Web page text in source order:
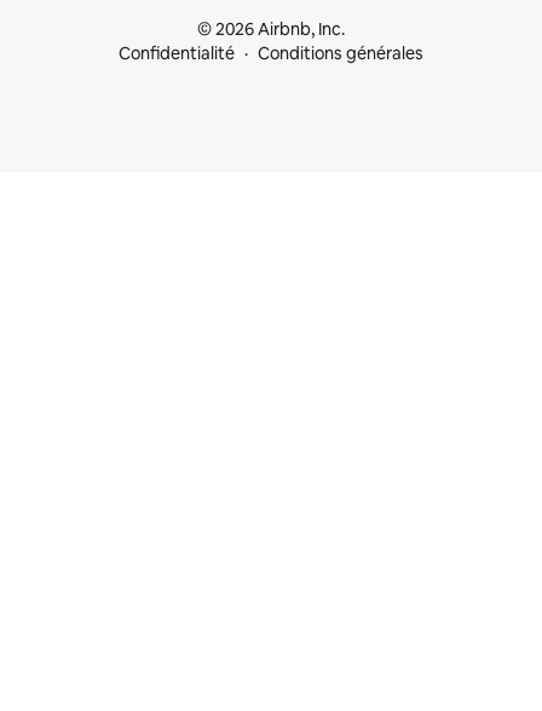
© 2026 Airbnb, Inc.
Confidentialité
Conditions générales